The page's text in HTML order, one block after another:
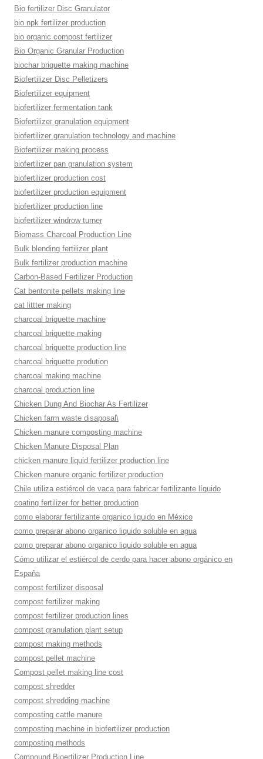
Bio fertilizer Disc Granulator
bio npk fertilizer production
bio organic compost fertilizer
Bio Organic Granular Production
biochar briquette making machine
Biofertilizer Disc Pelletizers
Biofertilizer equipment
biofertilizer fermentation tank
Biofertilizer granulation equipment
biofertilizer granulation technology and machine
Biofertilizer making process
biofertilizer pan granulation system
biofertilizer production cost
biofertilizer production equipment
biofertilizer production line
biofertilizer windrow turner
Biomass Charcoal Production Line
Bulk blending fertilizer plant
Bulk fertilizer production machine
Carbon-Based Fertilizer Production
Cat bentonite pellets making line
cat littter making
charcoal briquette machine
charcoal briquette making
charcoal briquette production line
charcoal briquette prodution
charcoal making machine
charcoal production line
Chicken Dung And Biochar As Fertilizer
Chicken farm waste disaposal\
Chicken manure composting machine
Chicken Manure Disposal Plan
chicken manure liquid fertilizer production line
Chicken manure organic fertilizer production
Chile utiliza estiércol de vaca para fabricar fertilizante líquido
coating fertilizer for better production
como elaborar fertilizante organico liquido en México
como preparar abono organico liquido soluble en agua
como preparar abono organico liquido soluble en agua
Cómo utilizar el estiércol de cerdo para hacer abono orgánico en
España
compost fertilizer disposal
compost fertilizer making
compost fertilizer production lines
compost granulation plant setup
compost making methods
compost pellet machine
Compost pellet making line cost
compost shredder
compost shredding machine
composting cattle manure
composting machine in biofertilizer production
composting methods
Compound Bioertilizer Production Line